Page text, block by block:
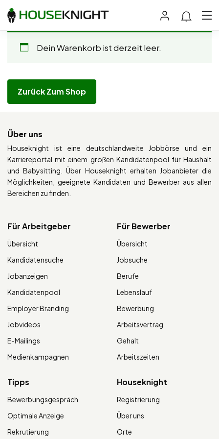
Dein Warenkorb ist derzeit leer.
Zurück Zum Shop
Über uns
Houseknight ist eine deutschlandweite Jobbörse und ein
Karriereportal mit einem großen Kandidatenpool für Haushalt
und Babysitting. Über Houseknight erhalten Jobanbieter die
Möglichkeiten, geeignete Kandidaten und Bewerber aus allen
Bereichen zu finden.
Für Arbeitgeber
Übersicht
Kandidatensuche
Jobanzeigen
Kandidatenpool
Employer Branding
Jobvideos
E-Mailings
Medienkampagnen
Für Bewerber
Übersicht
Jobsuche
Berufe
Lebenslauf
Bewerbung
Arbeitsvertrag
Gehalt
Arbeitszeiten
Tipps
Bewerbungsgespräch
Optimale Anzeige
Rekrutierung
Houseknight
Registrierung
Über uns
Orte